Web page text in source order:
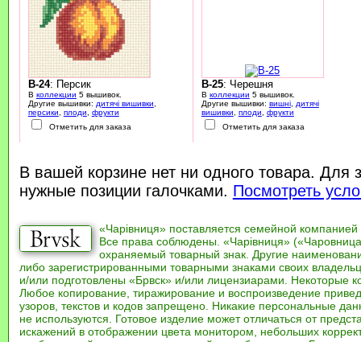
B-24: Персик
В коллекции 5 вышивок.
Другие вышивки: дитячі вишивки
персики
плоди
фрукти
Отметить для заказа
B-25: Черешня
В коллекции 5 вышивок.
Другие вышивки: вишні,
дитячі
вишивки
плоди
фрукти
Отметить для заказа
В вашей корзине нет ни одного товара. Для
нужные позиции галочками. Посмотреть
«Чарівниця» поставляется семейной компанией
Все права соблюдены. «Чарівниця»
охраняемый товарный знак. Другие
либо зарегистрированными товарными знаками своих
и/или подготовлены «Брвск» и/или лицензиарами. Некоторые
Любое копирование, тиражирование и воспроизведение
узоров, текстов и кодов запрещено. Никакие персональные
не используются. Готовое изделие может отличаться от
искажений в отображении цвета монитором, небольших